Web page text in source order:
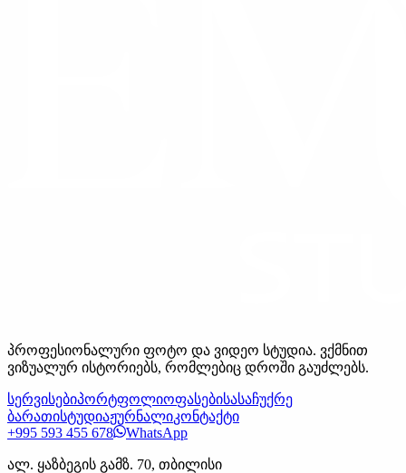
პროფესიონალური ფოტო და ვიდეო სტუდია. ვქმნით
ვიზუალურ ისტორიებს, რომლებიც დროში გაუძლებს.
სერვისებიპორტფოლიოფასებისასაჩუქრე
ბარათისტუდიაჟურნალიკონტაქტი
+995 593 455 678
WhatsApp
ალ. ყაზბეგის გამზ. 70, თბილისი